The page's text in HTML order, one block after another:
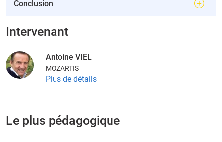
Conclusion
Intervenant
Antoine VIEL
MOZARTIS
Plus de détails
Le plus pédagogique